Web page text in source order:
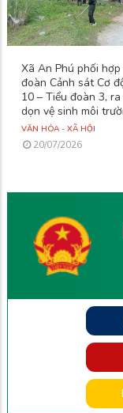
Xã An Phú phối
đoàn Cảnh sát Cơ
10 – Tiểu đoàn 3,
dọn vệ sinh môi
VĂN HÓA - XÃ HỘI
20/07/2026